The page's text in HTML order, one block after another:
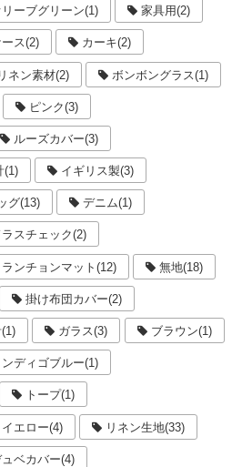
リーブグリーン(1) 家具用(2)
ス(2) カーキ(2)
リネン素材(2) ボンボングラス(1)
ピンク(3)
ルーズカバー(3)
(1) イギリス製(3)
グ(13) デニム(1)
スチェック(2)
ランチョンマット(12) 無地(18)
掛け布団カバー(2)
ガラス(3) ブラウン(1)
ンディゴブルー(1)
トープ(1)
イエロー(4) リネン生地(33)
ベカバー(4)